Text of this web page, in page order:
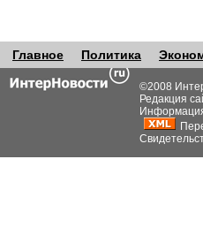
Главное Политика
©2008
Редакция